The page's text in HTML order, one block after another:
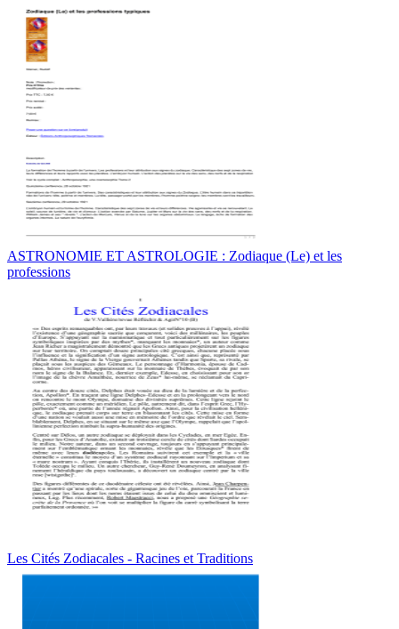
ASTRONOMIE ET ASTROLOGIE : Zodiaque (Le) et les
professions
Les Cités Zodiacales - Racines et Traditions